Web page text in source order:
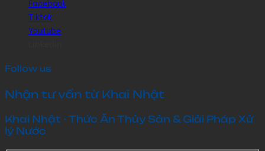
Facebook
Tiktok
Youtube
Follow us
Nhận tư vấn từ Khai Nhật
Khai Nhật - Thức Ăn Thủy Sản & Giải Pháp Xử
lý Nước